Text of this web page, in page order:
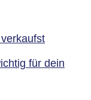
für dein